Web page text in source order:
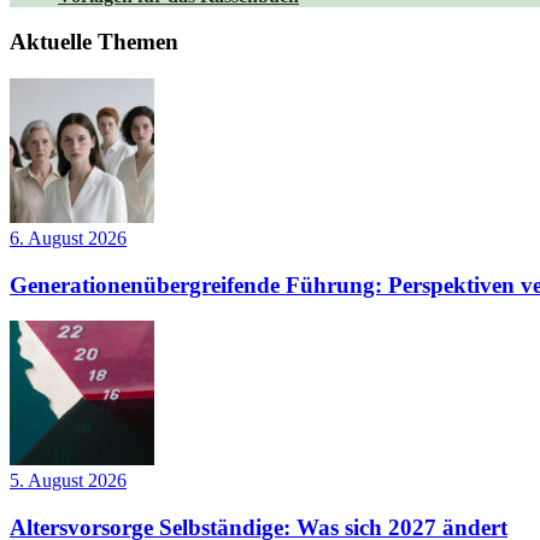
Aktuelle Themen
6. August 2026
Generationenübergreifende Führung: Perspektiven
5. August 2026
Altersvorsorge Selbständige: Was sich 2027 ändert